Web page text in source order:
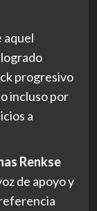
aquel
progresivo
incluso por
a
Renkse
de apoyo y